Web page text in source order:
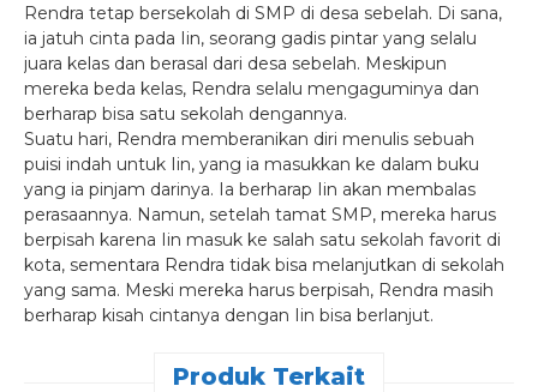
Rendra tetap bersekolah di SMP di desa sebelah. Di sana,
ia jatuh cinta pada Iin, seorang gadis pintar yang selalu
juara kelas dan berasal dari desa sebelah. Meskipun
mereka beda kelas, Rendra selalu mengaguminya dan
berharap bisa satu sekolah dengannya.
Suatu hari, Rendra memberanikan diri menulis sebuah
puisi indah untuk Iin, yang ia masukkan ke dalam buku
yang ia pinjam darinya. Ia berharap Iin akan membalas
perasaannya. Namun, setelah tamat SMP, mereka harus
berpisah karena Iin masuk ke salah satu sekolah favorit di
kota, sementara Rendra tidak bisa melanjutkan di sekolah
yang sama. Meski mereka harus berpisah, Rendra masih
berharap kisah cintanya dengan Iin bisa berlanjut.
Produk Terkait